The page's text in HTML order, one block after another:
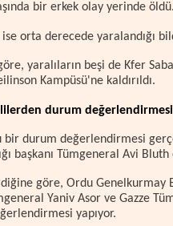
bir erkek olay yerinde öldü.
orta derecede yaralandığı
yaralıların beşi de Kfer
Kampüsü'ne kaldırıldı.
durum değerlendirmesi
bir durum değerlendirmesi
başkanı Tümgeneral Avi
göre, Ordu Genelkurmay
Yaniv Asor ve Gazze
yapıyor.